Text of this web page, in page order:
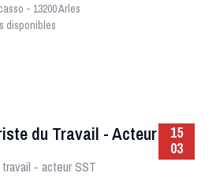
- 13200 Arles
disponibles
15
03
du Travail - Acteur SST
- acteur SST